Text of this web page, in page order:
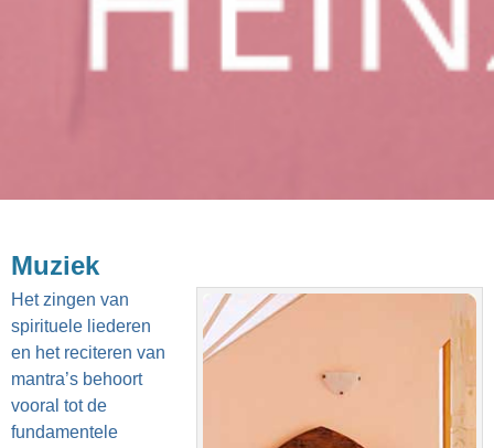
Muziek
Het zingen van
spirituele liederen
en het reciteren van
mantra’s behoort
vooral tot de
fundamentele